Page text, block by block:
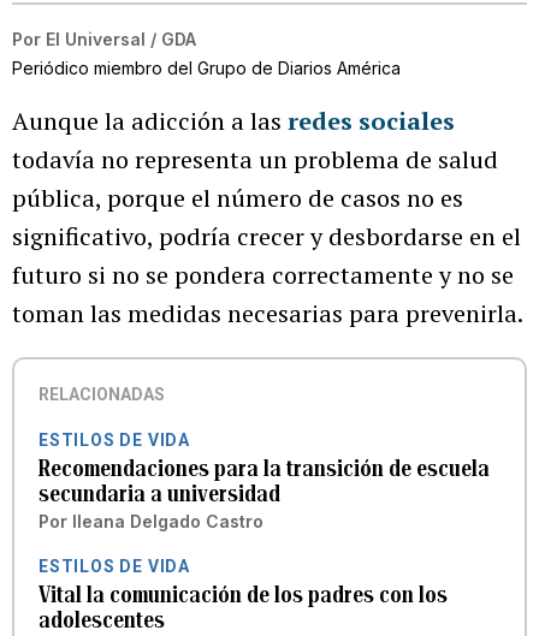
Por El Universal / GDA
Periódico miembro del Grupo de Diarios América
Aunque la adicción a las redes sociales
todavía no representa un problema de salud
pública, porque el número de casos no es
significativo, podría crecer y desbordarse en el
futuro si no se pondera correctamente y no se
toman las medidas necesarias para prevenirla.
RELACIONADAS
ESTILOS DE VIDA
Recomendaciones para la transición de escuela
secundaria a universidad
Por Ileana Delgado Castro
ESTILOS DE VIDA
Vital la comunicación de los padres con los
adolescentes